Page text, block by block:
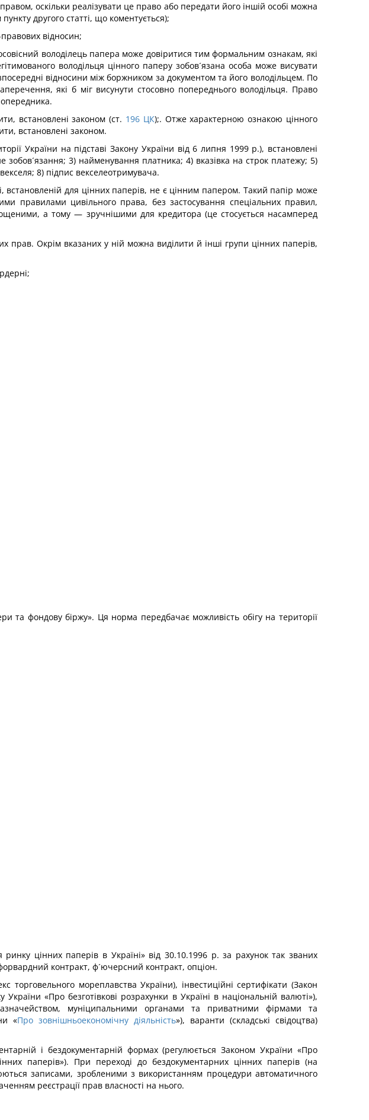
оскільки реалізувати це право або передати його іншій особі можна
другого статті, що коментується);
відносин;
володілець папера може довіритися тим формальним ознакам, які
володільця цінного паперу зобов´язана особа може висувати
відносини між боржником за документом та його володільцем. По
які б міг висунути стосовно попереднього володільця. Право
встановлені законом (ст. 196 ЦК);. Отже характерною ознакою цінного
встановлені законом.
України на підставі Закону України від 6 липня 1999 р.), встановлені
зобов´язання; 3) найменування платника; 4) вказівка на строк платежу; 5)
8) підпис векселеотримувача.
встановленій для цінних паперів, не є цінним папером. Такий папір може
правилами цивільного права, без застосування спеціальних правил,
а тому — зручнішими для кредитора (це стосується насамперед
прав. Окрім вказаних у ній можна виділити й інші групи цінних паперів,
та фондову біржу». Ця норма передбачає можливість обігу на території
цінних паперів в Україні» від 30.10.1996 р. за рахунок так званих
контракт, ф´ючерсний контракт, опціон.
мореплавства України), інвестиційні сертифікати (Закон
«Про безготівкові розрахунки в Україні в національній валюті»),
муніципальними органами та приватними фірмами та
«Про зовнішньоекономічну діяльність»), варанти (складські свідоцтва)
і бездокументарній формах (регулюється Законом України «Про
паперів»). При переході до бездокументарних цінних паперів (на
записами, зробленими з використанням процедури автоматичного
реєстрації прав власності на нього.